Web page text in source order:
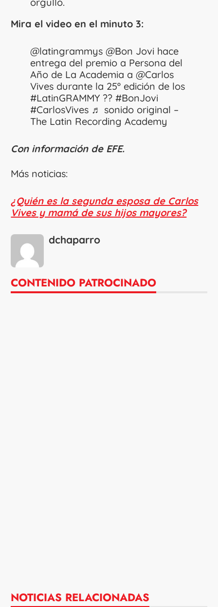
Mira el video en el minuto 3:
@latingrammys @Bon Jovi hace
entrega del premio a Persona del
Año de La Academia a @Carlos
Vives durante la 25º edición de los
#LatinGRAMMY ??#BonJovi
#CarlosVives ♬ sonido original –
The Latin Recording Academy
Con información de EFE.
Más noticias:
¿Quién es la segunda esposa de Carlos
Vives y mamá de sus hijos mayores?
dchaparro
CONTENIDO PATROCINADO
NOTICIAS RELACIONADAS